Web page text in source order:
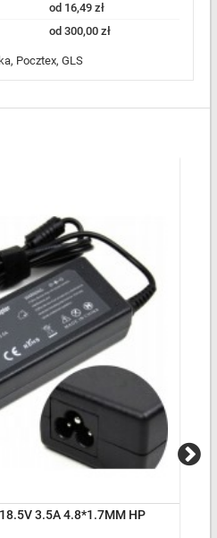
od 16,49 zł
od 300,00 zł
Pocztex, GLS
3.5A 4.8*1.7MM HP